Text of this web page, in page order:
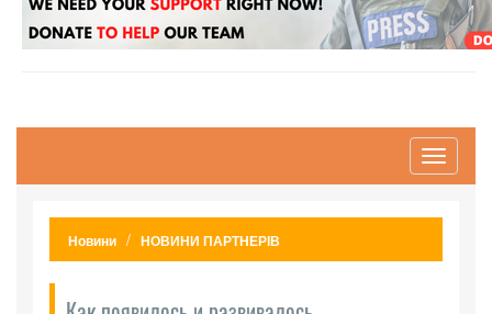
Toggle
Новини НОВИНИ ПАРТНЕРІВ